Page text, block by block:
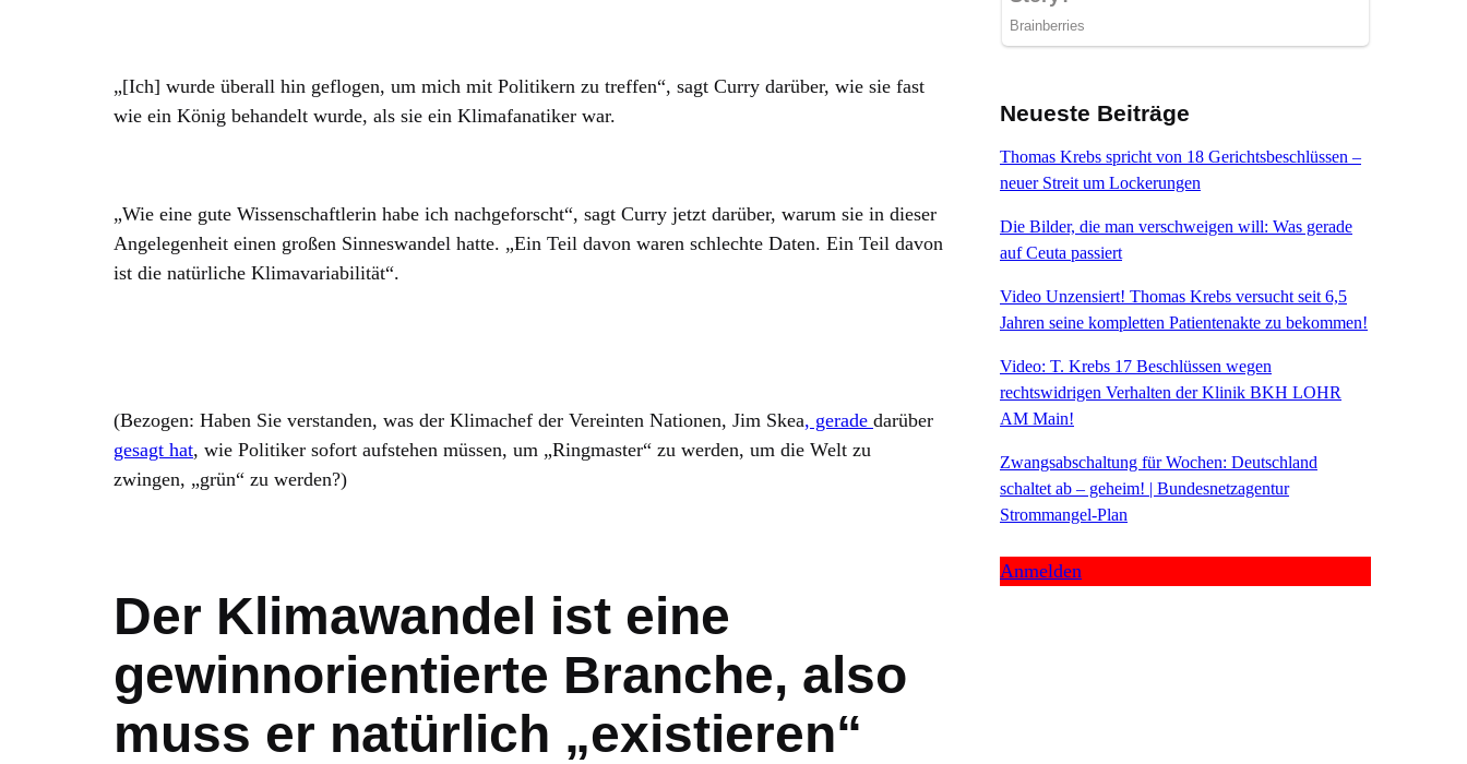
„[Ich] wurde überall hin geflogen, um mich mit Politikern zu treffen“, sagt Curry darüber, wie sie fast
wie ein König behandelt wurde, als sie ein Klimafanatiker war.
„Wie eine gute Wissenschaftlerin habe ich nachgeforscht“, sagt Curry jetzt darüber, warum sie in dieser
Angelegenheit einen großen Sinneswandel hatte. „Ein Teil davon waren schlechte Daten. Ein Teil davon
ist die natürliche Klimavariabilität“.
(Bezogen: Haben Sie verstanden, was der Klimachef der Vereinten Nationen, Jim Skea, gerade darüber
gesagt hat, wie Politiker sofort aufstehen müssen, um „Ringmaster“ zu werden, um die Welt zu
zwingen, „grün“ zu werden?)
Der Klimawandel ist eine
gewinnorientierte Branche, also
muss er natürlich „existieren“
Neueste Beiträge
Thomas Krebs spricht von 18 Gerichtsbeschlüssen –
neuer Streit um Lockerungen
Die Bilder, die man verschweigen will: Was gerade
auf Ceuta passiert
Video Unzensiert! Thomas Krebs versucht seit 6,5
Jahren seine kompletten Patientenakte zu bekommen!
Video: T. Krebs 17 Beschlüssen wegen
rechtswidrigen Verhalten der Klinik BKH LOHR
AM Main!
Zwangsabschaltung für Wochen: Deutschland
schaltet ab – geheim! | Bundesnetzagentur
Strommangel-Plan
Anmelden